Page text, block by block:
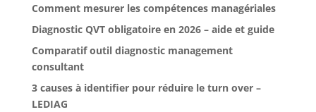
Comment mesurer les compétences managériales
Diagnostic QVT obligatoire en 2026 – aide et guide
Comparatif outil diagnostic management
consultant
3 causes à identifier pour réduire le turn over –
LEDIAG